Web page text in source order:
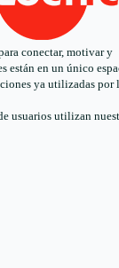
conectar, motivar y
están en un único
ya utilizadas por
usuarios utilizan